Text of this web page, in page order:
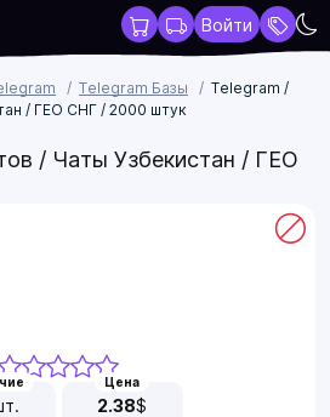
Войти
Telegram Базы
Telegram /
/ ГЕО СНГ / 2000 штук
/ Чаты Узбекистан / ГЕО
Цена
2.38$